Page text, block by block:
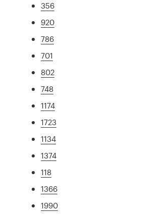
356
920
786
701
802
748
1174
1723
1134
1374
118
1366
1990